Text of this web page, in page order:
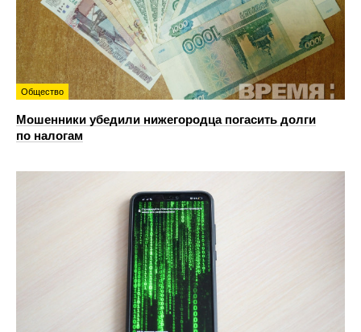
Общество
Мошенники убедили нижегородца погасить долги
по налогам